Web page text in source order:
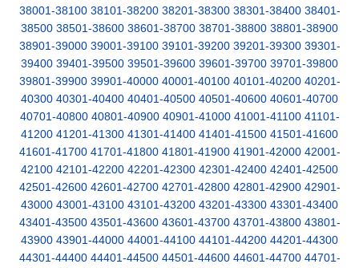
38001-38100 38101-38200 38201-38300 38301-38400 38401-
38500 38501-38600 38601-38700 38701-38800 38801-38900
38901-39000 39001-39100 39101-39200 39201-39300 39301-
39400 39401-39500 39501-39600 39601-39700 39701-39800
39801-39900 39901-40000 40001-40100 40101-40200 40201-
40300 40301-40400 40401-40500 40501-40600 40601-40700
40701-40800 40801-40900 40901-41000 41001-41100 41101-
41200 41201-41300 41301-41400 41401-41500 41501-41600
41601-41700 41701-41800 41801-41900 41901-42000 42001-
42100 42101-42200 42201-42300 42301-42400 42401-42500
42501-42600 42601-42700 42701-42800 42801-42900 42901-
43000 43001-43100 43101-43200 43201-43300 43301-43400
43401-43500 43501-43600 43601-43700 43701-43800 43801-
43900 43901-44000 44001-44100 44101-44200 44201-44300
44301-44400 44401-44500 44501-44600 44601-44700 44701-